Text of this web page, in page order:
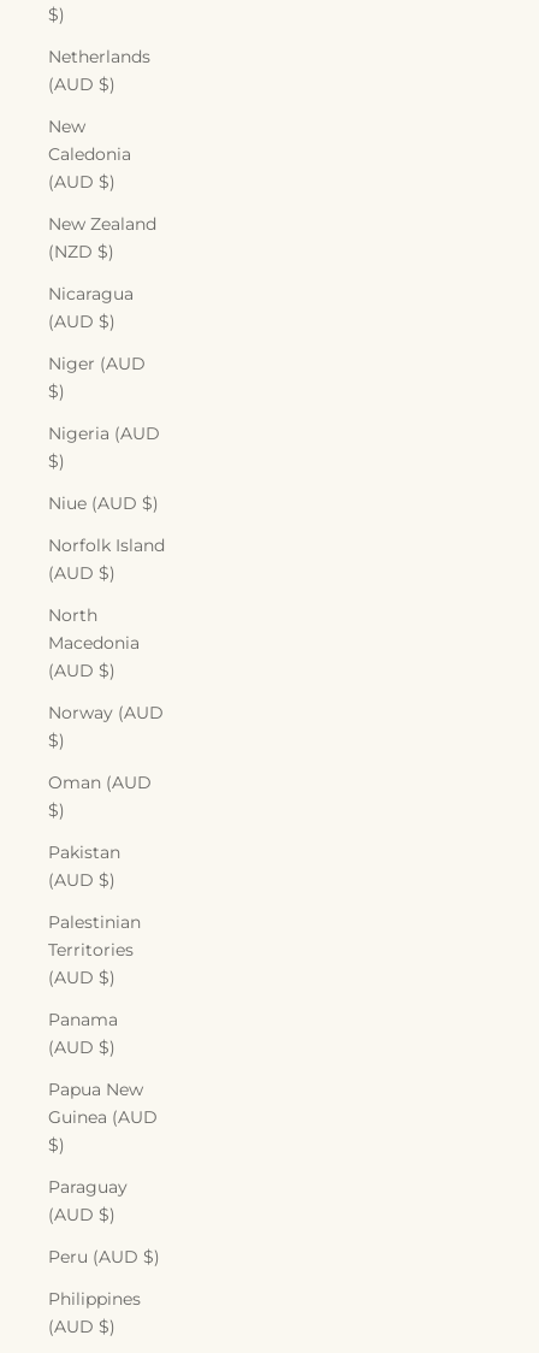
$)
Netherlands
(AUD $)
New
Caledonia
(AUD $)
New Zealand
(NZD $)
Nicaragua
(AUD $)
Niger (AUD
$)
Nigeria (AUD
$)
Niue (AUD $)
Norfolk Island
(AUD $)
North
Macedonia
(AUD $)
Norway (AUD
$)
Oman (AUD
$)
Pakistan
(AUD $)
Palestinian
Territories
(AUD $)
Panama
(AUD $)
Papua New
Guinea (AUD
$)
Paraguay
(AUD $)
Peru (AUD $)
Philippines
(AUD $)